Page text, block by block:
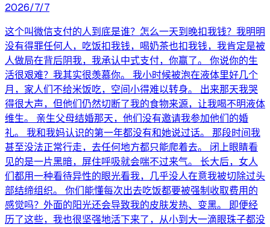
2026/7/7
这个叫微信支付的人到底是谁？怎么一天到晚扣我钱？我明明
没有得罪任何人，吃饭扣我钱，喝奶茶也扣我钱，我肯定是被
人做局在背后阴我，我承认中式支付，你赢了。 你说你的生
活很艰难？我其实很羡慕你。 我小时候被泡在液体里好几个
月，家人们不给米饭吃，空间小得难以转身。 出来那天我哭
得很大声，但他们仍然切断了我的食物来源，让我喝不明液体
维生。 亲生父母结婚那天，他们没有邀请我参加他们的婚
礼。 我和我妈认识的第一年都没有和她说过话。 那段时间我
甚至没法正常行走，去任何地方都只能爬着去。 闭上眼睛看
见的是一片黑暗，屏住呼吸就会喘不过来气。 长大后，女人
们都用一种看待异性的眼光看我，几乎没人在意我被切除过头
部结缔组织。 你们能懂每次出去吃饭都要被强制收取费用的
感觉吗？外面的阳光还会导致我的皮肤发热、变黑。 即便经
历了这些，我也很坚强地活下来了，从小到大一滴眼珠子都没